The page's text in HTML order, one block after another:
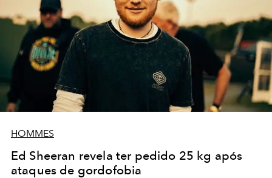
HOMMES
Ed Sheeran revela ter pedido 25 kg após
ataques de gordofobia